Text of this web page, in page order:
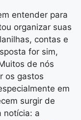
entender para
organizar suas
contas e
for sim,
de nós
os gastos
em
surgir de
notícia: a